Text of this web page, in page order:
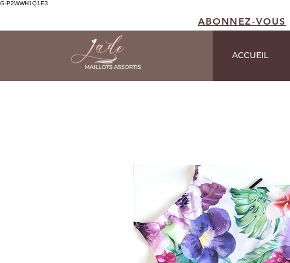
G-P2WWH1Q1E3
ABONNEZ-VOUS
ACCUEIL